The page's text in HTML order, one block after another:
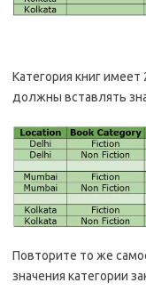
Категория книг
должны вставлять
Повторите то же
значения категории